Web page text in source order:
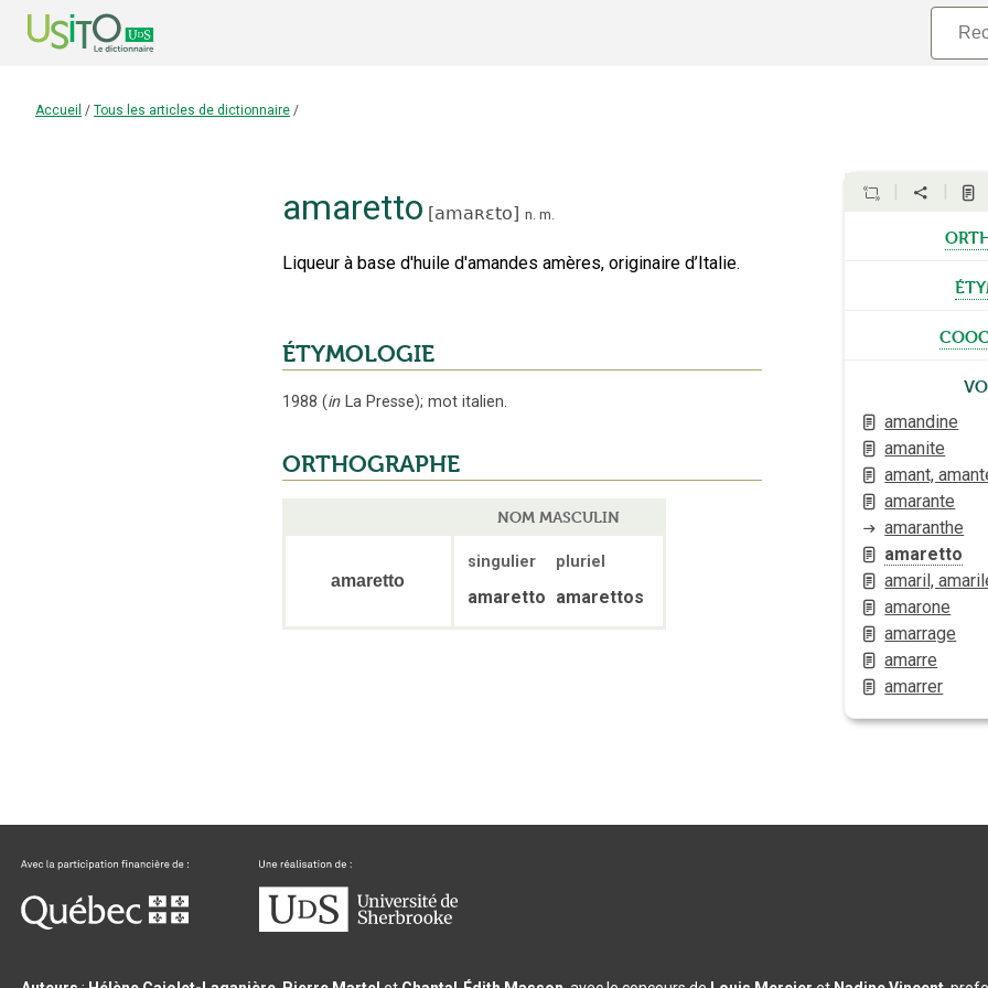
Accueil / Tous les articles de dictionnaire /
amaretto [amaʀɛto] n. m.
Liqueur à base d'huile d'amandes amères, originaire d’Italie.
ÉTYMOLOGIE
1988 (in La Presse); mot italien.
ORTHOGRAPHE
NOM MASCULIN
amaretto
singulier pluriel
amaretto amarettos
amandine
amanite
amant,
amarante
amaranthe
amaretto
amaril,
amarone
amarrage
amarre
amarrer